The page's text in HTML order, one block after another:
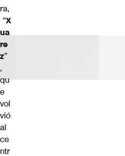
ra,
“X
ua
re
z”
,
qu
e
vol
vió
al
ce
ntr